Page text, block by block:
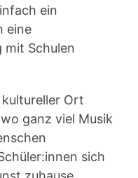
ein
eine
mit Schulen
kultureller Ort
ganz viel Musik
sich